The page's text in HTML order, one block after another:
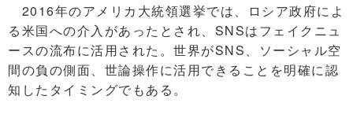
2016年のアメリカ大統領選挙では、ロシア政府によ
る米国への介入があったとされ、SNSはフェイクニュ
ースの流布に活用された。世界がSNS、ソーシャル空
間の負の側面、世論操作に活用できることを明確に認
知したタイミングでもある。